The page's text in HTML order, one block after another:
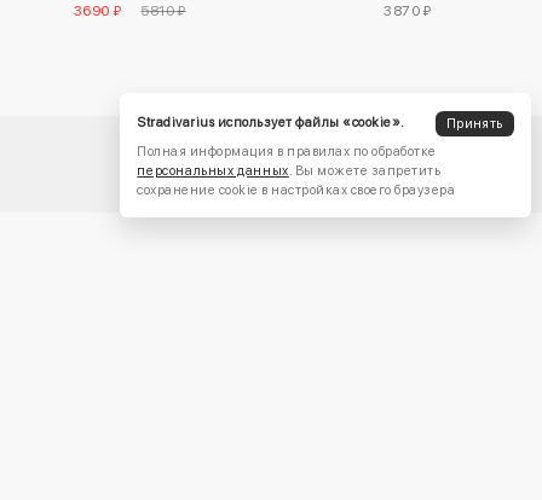
3690 ₽
5810 ₽
3870 ₽
Stradivarius использует файлы «cookie».
Принять
Полная информация в правилах по обработке
персональных данных. Вы можете запретить
сохранение cookie в настройках своего браузера